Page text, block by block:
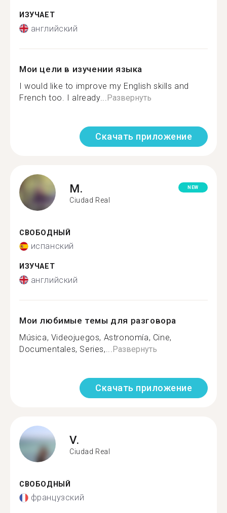
ИЗУЧАЕТ
английский
Мои цели в изучении языка
I would like to improve my English skills and
French too. I already... Развернуть
Скачать приложение
M.
Ciudad Real
NEW
СВОБОДНЫЙ
испанский
ИЗУЧАЕТ
английский
Мои любимые темы для разговора
Música, Videojuegos, Astronomía, Cine,
Documentales, Series,... Развернуть
Скачать приложение
V.
Ciudad Real
СВОБОДНЫЙ
французский